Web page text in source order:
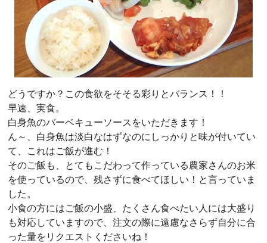
どうですか？この食欲をそそる彩りとバランス！！
早速、実食。
白身魚のバーベキューソースをいただきます！
ん～、白身魚は淡白なはずなのにしっかりと味が付いてい
て、これはご飯が進む！
そのご飯も、とてもこだわって作っている農家さんのお米
を使っているので、残さずに食べてほしい！と言っていま
した。
小食の方にはご飯の小盛、たくさん食べたい人には大盛り
も対応していますので、注文の際に遠慮なさらず自分に合
った量をリクエストくださいね！